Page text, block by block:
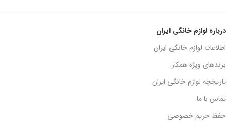
درباره لوازم خانگی ایران
اطلاعات لوازم خانگی ایران
برندهای ویژه همکار
تاریخچه لوازم خانگی ایران
تماس با ما
حفظ حریم خصوصی